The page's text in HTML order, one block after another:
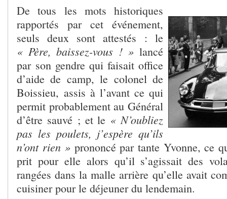
De tous les mots historiques
rapportés par cet événement,
seuls deux sont attestés : le
« Père, baissez-vous ! » lancé
par son gendre qui faisait office
d’aide de camp, le colonel de
Boissieu, assis à l’avant ce qui
permit probablement au Général
d’être sauvé ; et le « N’oubliez
pas les poulets, j’espère qu’ils
n’ont rien » prononcé par tante Yvonne, ce
prit pour elle alors qu’il s’agissait des
rangées dans la malle arrière qu’elle avait
cuisiner pour le déjeuner du lendemain.